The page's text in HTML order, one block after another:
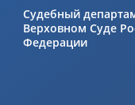
Судебный
Верховном Суде
Федерации